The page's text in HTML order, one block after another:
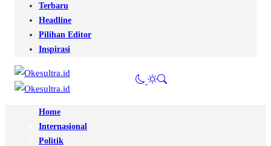
Terbaru
Headline
Pilihan Editor
Inspirasi
Home
Internasional
Politik